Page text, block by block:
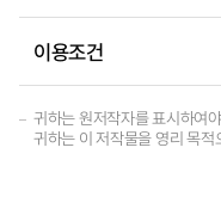
이용조건
귀하는 원저작자를 표시하여
귀하는 이 저작물을 영리 목